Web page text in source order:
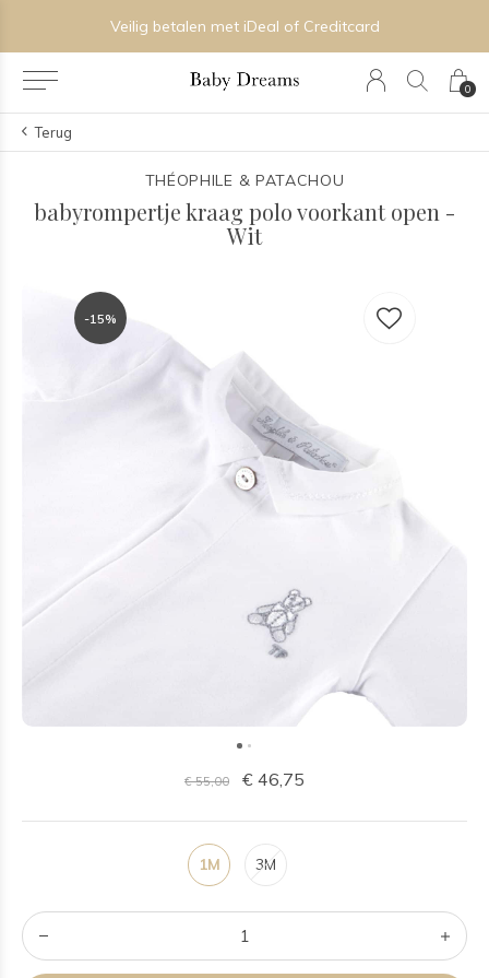
0
Veilig betalen met iDeal of Creditcard
Terug
THÉOPHILE & PATACHOU
babyrompertje kraag polo voorkant open -
Wit
-15%
€ 55,00 € 46,75
1M 3M